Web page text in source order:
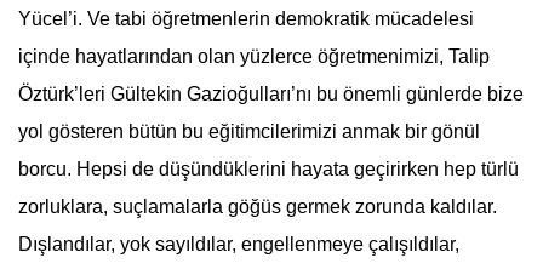
Yücel ’i. Ve tabi öğretmenlerin demokratik mücadelesi
içinde hayatlarından olan yüzlerce öğretmenimizi, Talip
Öztürk’leri Gültekin Gazioğulları’nı bu önemli günlerde bize
yol gösteren bütün bu eğitimcilerimizi anmak bir gönül
borcu. Hepsi de düşündüklerini hayata geçirirken hep türlü
zorluklara, suçlamalarla göğüs germek zorunda kaldılar.
Dışlandılar, yok sayıldılar, engellenmeye çalışıldılar,